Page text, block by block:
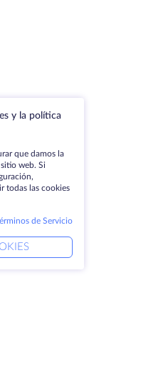
y la política
que damos la
web. Si
todas las cookies
de Servicio